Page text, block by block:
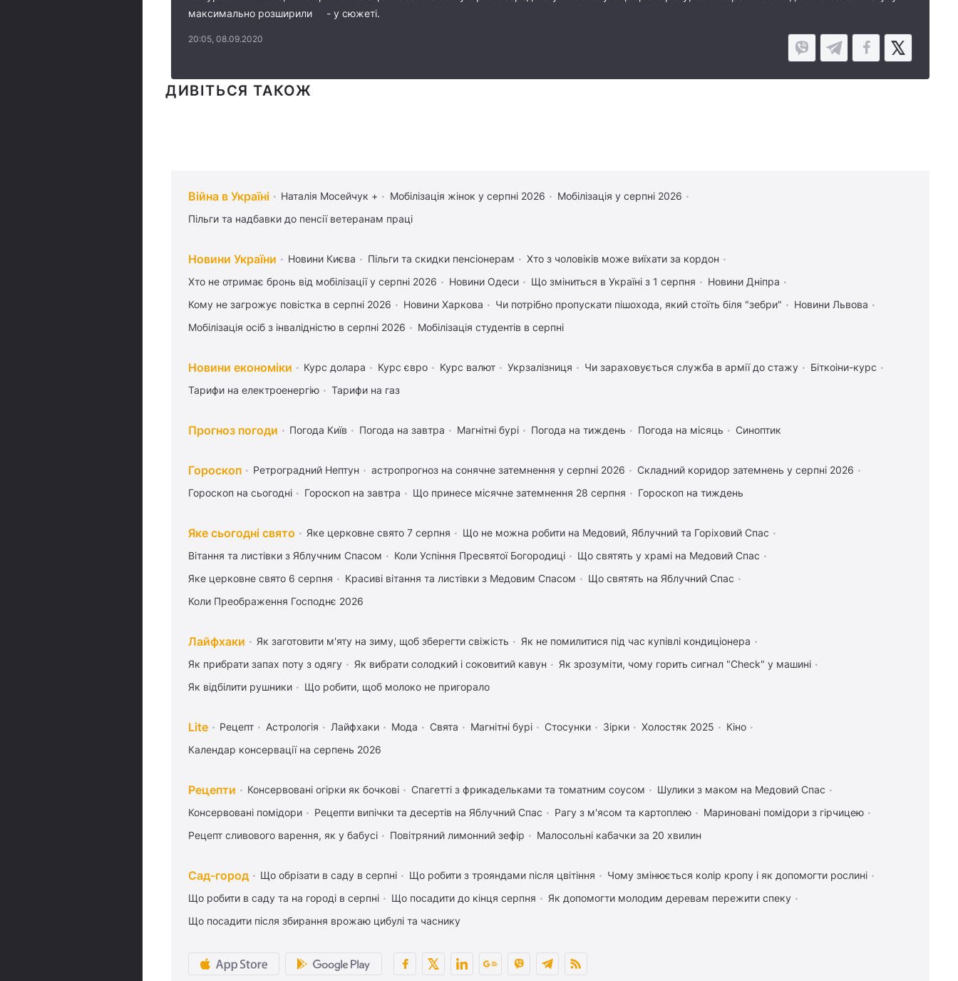
максимально розширили - у сюжеті.
20:05, 08.09.2020
ДИВІТЬСЯ ТАКОЖ
Війна в Україні Наталія Мосейчук + Мобілізація жінок у серпні 2026
Мобілізація у серпні 2026
Пільги та надбавки до пенсії ветеранам праці
Новини України Новини Києва Пільги та скидки пенсіонерам
Хто з чоловіків може виїхати за кордон
Хто не отримає бронь від мобілізації у серпні 2026
Новини Одеси Що зміниться в Україні з 1 серпня
Новини Дніпра
Кому не загрожує повістка в серпні 2026
Новини Харкова Чи потрібно пропускати пішохода, який стоїть біля "зебри"
Новини Львова
Мобілізація осіб з інвалідністю в серпні 2026
Мобілізація студентів в серпні
Новини економіки Курс долара Курс євро Курс валют Укрзалізниця Чи зараховується служба в армії до стажу
Біткоіни-курс
Тарифи на електроенергію
Тарифи на газ
Прогноз погоди Погода Київ Погода на завтра Магнітні бурі Погода на тиждень Погода на місяць Синоптик
Гороскоп Ретроградний Нептун астропрогноз на сонячне затемнення у серпні 2026
Складний коридор затемнень у серпні 2026
Гороскоп на сьогодні
Гороскоп на завтра Що принесе місячне затемнення 28 серпня Гороскоп на тиждень
Яке сьогодні свято Яке церковне свято 7 серпня
Що не можна робити на Медовий, Яблучний та Горіховий Спас
Вітання та листівки з Яблучним Спасом
Коли Успіння Пресвятої Богородиці
Що святять у храмі на Медовий Спас
Яке церковне свято 6 серпня
Красиві вітання та листівки з Медовим Спасом
Що святять на Яблучний Спас
Коли Преображення Господнє 2026
Лайфхаки Як заготовити м'яту на зиму, щоб зберегти свіжість
Як не помилитися під час купівлі кондиціонера
Як прибрати запах поту з одягу
Як вибрати солодкий і соковитий кавун
Як зрозуміти, чому горить сигнал "Check" у машині
Як відбілити рушники
Що робити, щоб молоко не пригорало
Lite Рецепт Астрологія Лайфхаки Мода Свята Магнітні бурі Стосунки Зірки Холостяк 2025
Кіно
Календар консервації на серпень 2026
Рецепти Консервовані огірки як бочкові Спагетті з фрикадельками та томатним соусом
Шулики з маком на Медовий Спас
Консервовані помідори
Рецепти випічки та десертів на Яблучний Спас Рагу з м'ясом та картоплею
Мариновані помідори з гірчицею
Рецепт сливового варення, як у бабусі
Повітряний лимонний зефір Малосольні кабачки за 20 хвилин
Сад-город Що обрізати в саду в серпні Що робити з трояндами після цвітіння
Чому змінюється колір кропу і як допомогти рослині
Що робити в саду та на городі в серпні
Що посадити до кінця серпня
Як допомогти молодим деревам пережити спеку
Що посадити після збирання врожаю цибулі та часнику